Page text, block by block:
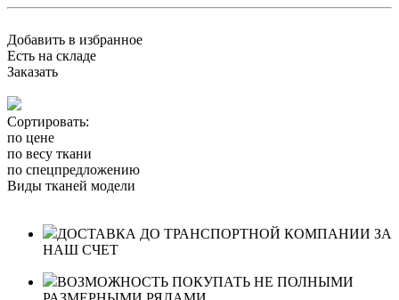
Добавить в избранное
Есть на складе
Заказать
Сортировать:
по цене
по весу ткани
по спецпредложению
Виды тканей модели
ДОСТАВКА ДО ТРАНСПОРТНОЙ КОМПАНИИ ЗА
НАШ СЧЕТ
ВОЗМОЖНОСТЬ ПОКУПАТЬ НЕ ПОЛНЫМИ